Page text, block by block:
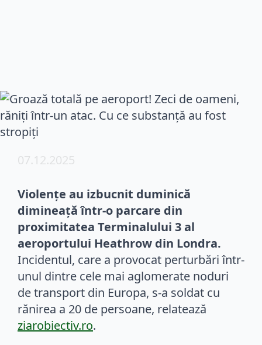
07.12.2025
Violențe au izbucnit duminică
dimineață într-o parcare din
proximitatea Terminalului 3 al
aeroportului Heathrow din Londra.
Incidentul, care a provocat perturbări într-
unul dintre cele mai aglomerate noduri
de transport din Europa, s-a soldat cu
rănirea a 20 de persoane, relatează
ziarobiectiv.ro.